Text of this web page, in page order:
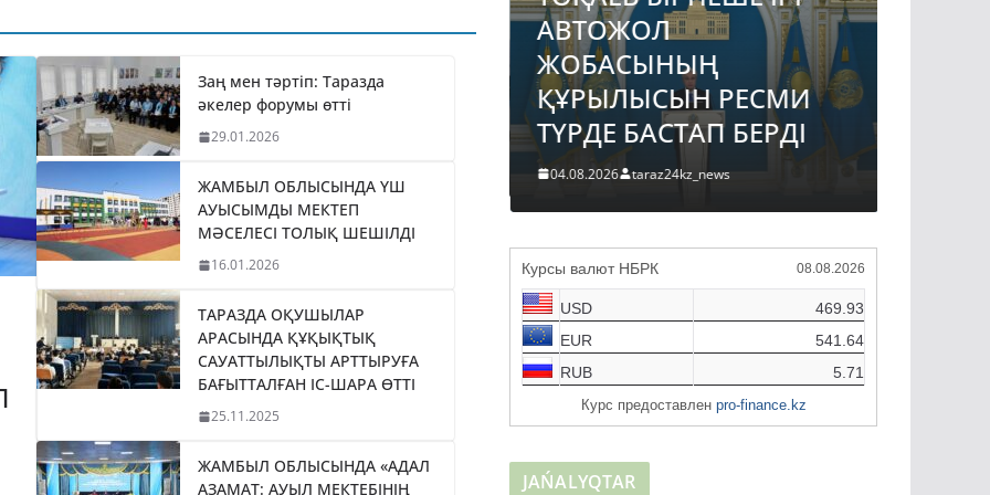
Заң мен тәртіп: Таразда
әкелер форумы өтті
29.01.2026
ЖАМБЫЛ ОБЛЫСЫНДА ҮШ
АУЫСЫМДЫ МЕКТЕП
МӘСЕЛЕСІ ТОЛЫҚ ШЕШІЛДІ
16.01.2026
ТАРАЗДА ОҚУШЫЛАР
АРАСЫНДА ҚҰҚЫҚТЫҚ
САУАТТЫЛЫҚТЫ АРТТЫРУҒА
БАҒЫТТАЛҒАН ІС-ШАРА ӨТТІ
25.11.2025
ЖАМБЫЛ ОБЛЫСЫНДА «АДАЛ
АЗАМАТ: АУЫЛ МЕКТЕБІНІҢ
АКТИВТЕР ЕСЕБІНЕН 84
МЫҢ ТҰРҒЫН ТҰРАҚТЫ
ГАЗБЕН ҚАМТЫЛАДЫ
АВТОЖОЛ
ЖОБАСЫНЫҢ
ҚҰРЫЛЫСЫН РЕСМИ
ТҮРДЕ БАСТАП БЕРДІ
04.08.2026 taraz24kz_news
Курсы валют НБРК 08.08.2026
USD
469.93
EUR
541.64
RUB
5.71
Курс предоставлен pro-finance.kz
JAŃALYQTAR